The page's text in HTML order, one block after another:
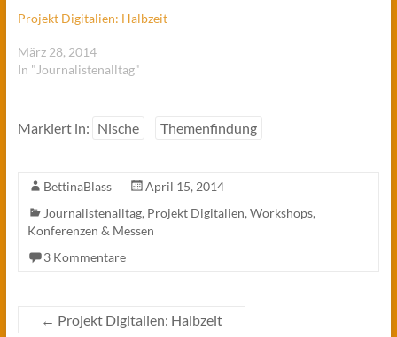
Projekt Digitalien: Halbzeit
März 28, 2014
In "Journalistenalltag"
Markiert in: Nische Themenfindung
BettinaBlass
April 15, 2014
Journalistenalltag, Projekt Digitalien, Workshops,
Konferenzen & Messen
3 Kommentare
← Projekt Digitalien: Halbzeit